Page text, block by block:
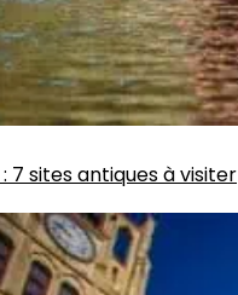
: 7 sites antiques à visiter